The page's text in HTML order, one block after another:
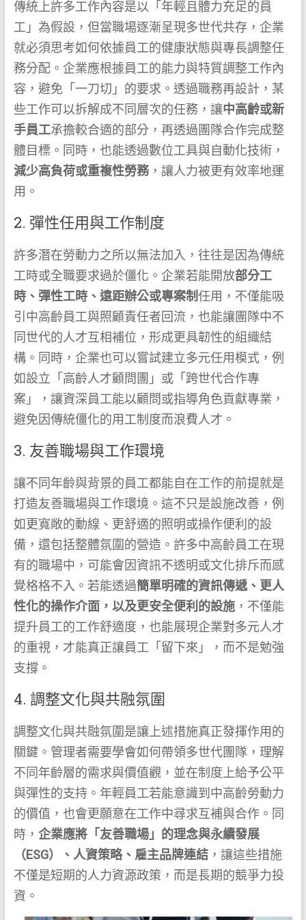
傳統上許多工作內容是以「年輕且體力充足的員
工」為假設，但當職場逐漸呈現多世代共存，企業
就必須思考如何依據員工的健康狀態與專長調整任
務分配。企業應根據員工的能力與特質調整工作內
容，避免「一刀切」的要求。透過職務再設計，某
些工作可以拆解成不同層次的任務，讓中高齡或新
手員工承擔較合適的部分，再透過團隊合作完成整
體目標。同時，也能透過數位工具與自動化技術，
減少高負荷或重複性勞務，讓人力被更有效率地運
用。
2. 彈性任用與工作制度
許多潛在勞動力之所以無法加入，往往是因為傳統
工時或全職要求過於僵化。企業若能開放部分工
時、彈性工時、遠距辦公或專案制任用，不僅能吸
引中高齡員工與照顧責任者回流，也能讓團隊中不
同世代的人才互相補位，形成更具韌性的組織結
構。同時，企業也可以嘗試建立多元任用模式，例
如設立「高齡人才顧問團」或「跨世代合作專
案」，讓資深員工能以顧問或指導角色貢獻專業，
避免因傳統僵化的用工制度而浪費人才。
3. 友善職場與工作環境
讓不同年齡與背景的員工都能自在工作的前提就是
打造友善職場與工作環境。這不只是設施改善，例
如更寬敞的動線、更舒適的照明或操作便利的設
備，還包括整體氛圍的營造。許多中高齡員工在現
有的職場中，可能會因資訊不透明或文化排斥而感
覺格格不入。若能透過簡單明確的資訊傳遞、更人
性化的操作介面，以及更安全便利的設施，不僅能
提升員工的工作舒適度，也能展現企業對多元人才
的重視，才能真正讓員工「留下來」，而不是勉強
支撐。
4. 調整文化與共融氛圍
調整文化與共融氛圍是讓上述措施真正發揮作用的
關鍵。管理者需要學會如何帶領多世代團隊，理解
不同年齡層的需求與價值觀，並在制度上給予公平
與彈性的支持。年輕員工若能意識到中高齡勞動力
的價值，也會更願意在工作中尋求互補與合作。同
時， 企業應將「友善職場」的理念與永續發展
（ESG）、人資策略、雇主品牌連結，讓這些措施
不僅是短期的人力資源政策，而是長期的競爭力投
資。